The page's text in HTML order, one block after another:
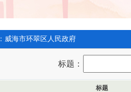
威海市环翠区人民政府
标题：
标题